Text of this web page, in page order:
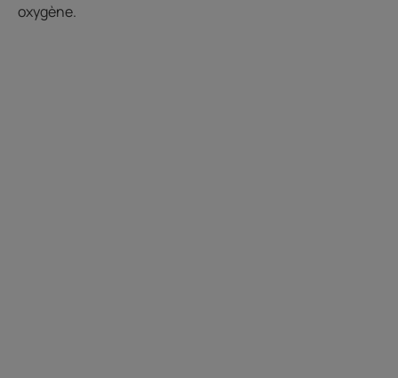
oxygène.